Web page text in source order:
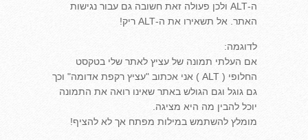
ה-ALT ולכן פעולה זאת חשובה גם עבור נגישות
האתר. אל תשאירו את ה-ALT ריק!
לדוגמה:
אם העלתי תמונה של עציץ לאתר שלי בטקסט
החלופי ( ALT ) אני אכתוב "עציץ רקפת אדומה" וכך
גם גוגל וגם הגולש באתר שאינו רואה את התמונה
יוכל להבין מה היא מציגה.
מומלץ להשתמש במילות מפתח אך לא להציף!